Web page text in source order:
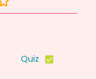
Quiz